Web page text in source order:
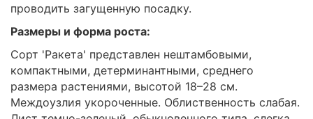
проводить загущенную посадку.
Размеры и форма роста:
Сорт 'Ракета' представлен нештамбовыми,
компактными, детерминантными, среднего
размера растениями, высотой 18–28 см.
Междоузлия укороченные. Облиственность слабая.